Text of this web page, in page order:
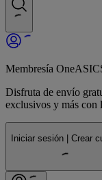
Membresía
Disfruta de envío
exclusivos y más
Iniciar sesión | Crear